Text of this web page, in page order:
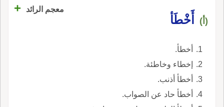
معجم الرائد +
(أ) أَخْطَأ
أخطأ.
إخطاء وخاطئة.
أخطأ أذنب.
أخطأ حاد عن الصواب.